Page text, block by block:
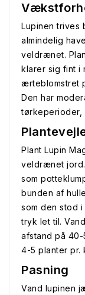
Lupinen trives
almindelig
veldrænet.
klarer sig fint i
ærteblomstret
Den har
tørkeperioder,
Plant Lupin
veldrænet
som
bunden af
som den stod
tryk let til.
afstand på 40-
4-5 planter pr.
Pasning
Vand lupinen